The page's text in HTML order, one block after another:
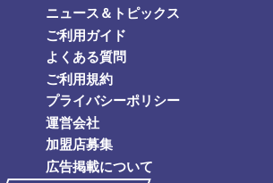
ニュース＆トピックス
ご利用ガイド
よくある質問
ご利用規約
プライバシーポリシー
運営会社
加盟店募集
広告掲載について